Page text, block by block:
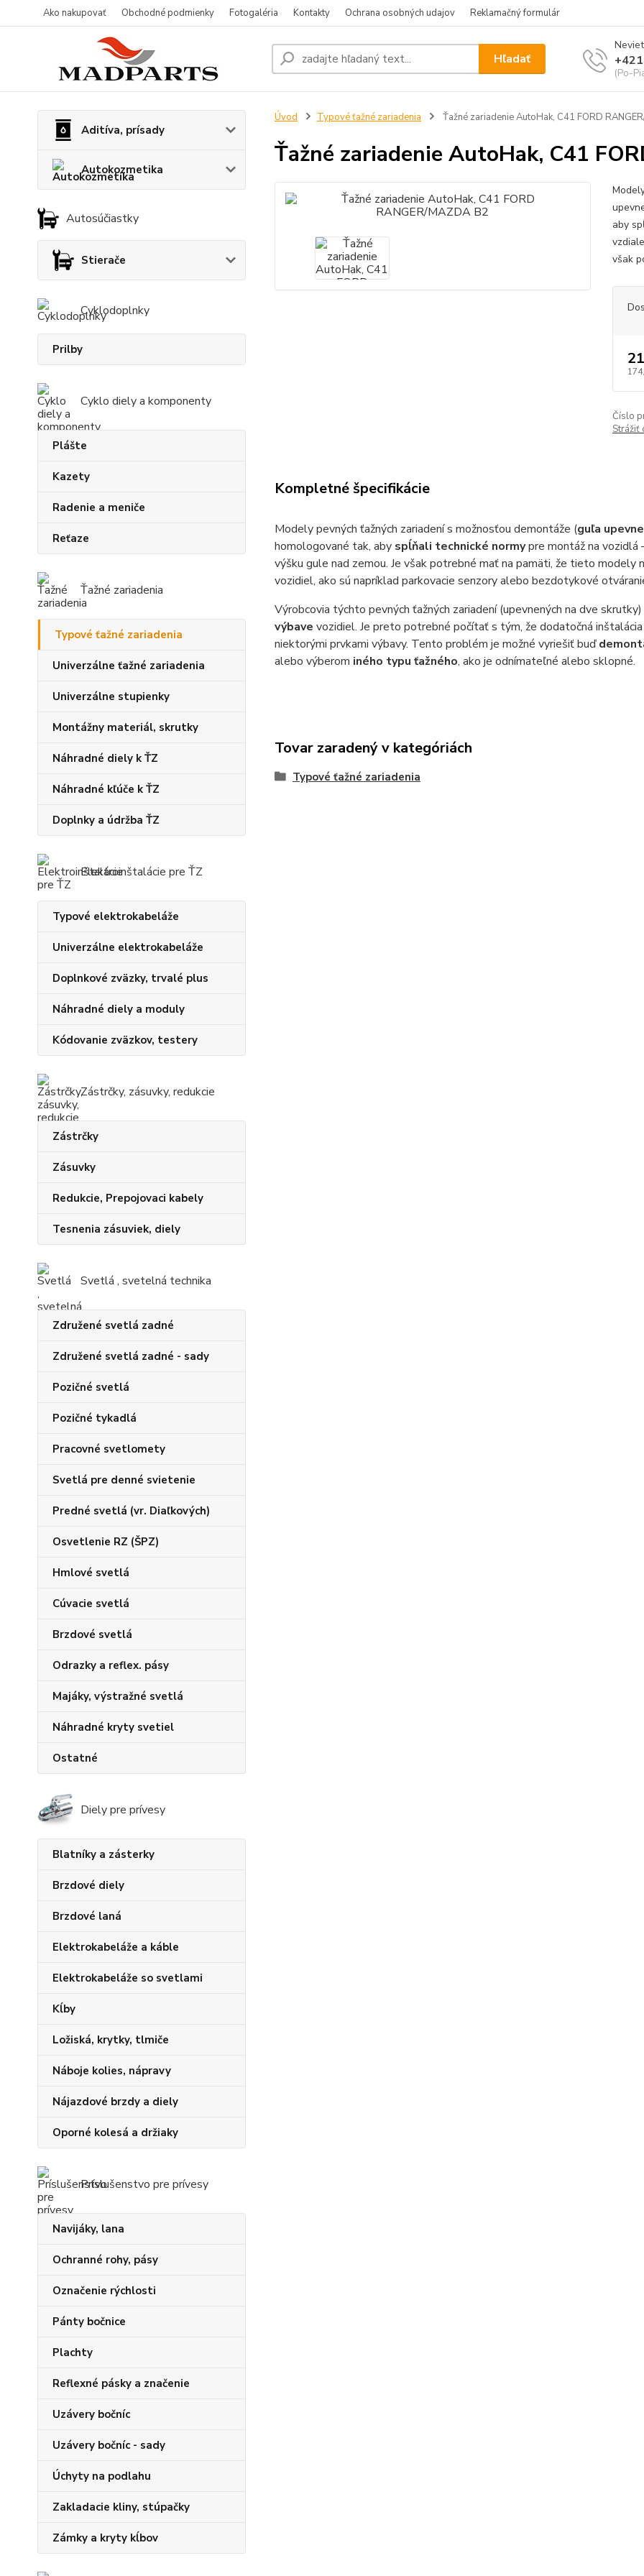
Ako nakupovať Obchodné podmienky Fotogaléria Kontakty Ochrana osobných udajov Reklamačný formulár
Hľadať
(Po-
Aditíva, prísady
Autokozmetika
Autosúčiastky
Stierače
Cyklodoplnky
Prilby
Cyklo diely a komponenty
Plášte
Kazety
Radenie a meniče
Reťaze
Ťažné zariadenia
Typové ťažné zariadenia
Univerzálne ťažné zariadenia
Univerzálne stupienky
Montážny materiál, skrutky
Náhradné diely k ŤZ
Náhradné kľúče k ŤZ
Doplnky a údržba ŤZ
Elektroinštalácie pre ŤZ
Typové elektrokabeláže
Univerzálne elektrokabeláže
Doplnkové zväzky, trvalé plus
Náhradné diely a moduly
Kódovanie zväzkov, testery
Zástrčky, zásuvky, redukcie
Zástrčky
Zásuvky
Redukcie, Prepojovaci kabely
Tesnenia zásuviek, diely
Svetlá , svetelná technika
Združené svetlá zadné
Združené svetlá zadné - sady
Pozičné svetlá
Pozičné tykadlá
Pracovné svetlomety
Svetlá pre denné svietenie
Predné svetlá (vr. Diaľkových)
Osvetlenie RZ (ŠPZ)
Hmlové svetlá
Cúvacie svetlá
Brzdové svetlá
Odrazky a reflex. pásy
Majáky, výstražné svetlá
Náhradné kryty svetiel
Ostatné
Diely pre prívesy
Blatníky a zásterky
Brzdové diely
Brzdové laná
Elektrokabeláže a káble
Elektrokabeláže so svetlami
Kĺby
Ložiská, krytky, tlmiče
Náboje kolies, nápravy
Nájazdové brzdy a diely
Oporné kolesá a držiaky
Príslušenstvo pre prívesy
Navijáky, lana
Ochranné rohy, pásy
Označenie rýchlosti
Pánty bočnice
Plachty
Reflexné pásky a značenie
Uzávery bočníc
Uzávery bočníc - sady
Úchyty na podlahu
Zakladacie kliny, stúpačky
Zámky a kryty kĺbov
Úvod Typové ťažné zariadenia Ťažné zariadenie AutoHak, C41 FORD
Ťažné zariadenie AutoHak, C41
aby
však
Číslo
Strážiť
Kompletné špecifikácie
Modely pevných ťažných zariadení s možnosťou demontáže (guľa
homologované tak, aby spĺňali technické normypre montáž na vozidlá
výšku gule nad zemou. Je však potrebné mať na pamäti, že tieto modely
vozidiel, ako sú napríklad parkovacie senzory alebo bezdotykové
Výrobcovia týchto pevných ťažných zariadení (upevnených na dve skrutky)
výbave vozidiel. Je preto potrebné počítať s tým, že dodatočná
niektorými prvkami výbavy. Tento problém je možné vyriešiť buď
alebo výberom iného typu ťažného, ako je odnímateľné alebo sklopné.
Tovar zaradený v kategóriách
Typové ťažné zariadenia